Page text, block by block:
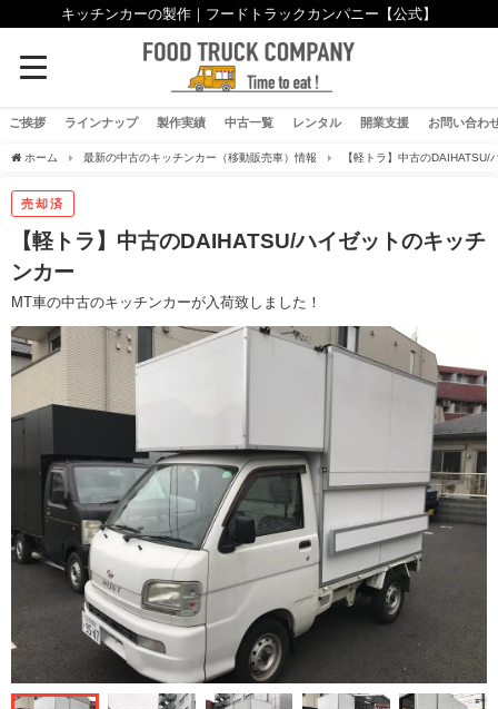
キッチンカーの製作｜フードトラックカンパニー【公式】
ご挨拶 ラインナップ 製作実績 中古一覧 レンタル 開業支援 お問い合わ
ホーム 最新の中古のキッチンカー（移動販売車）情報 【軽トラ】中古のDAIHATSU/
売却済
【軽トラ】中古のDAIHATSU/ハイゼットのキッチ
ンカー
MT車の中古のキッチンカーが入荷致しました！